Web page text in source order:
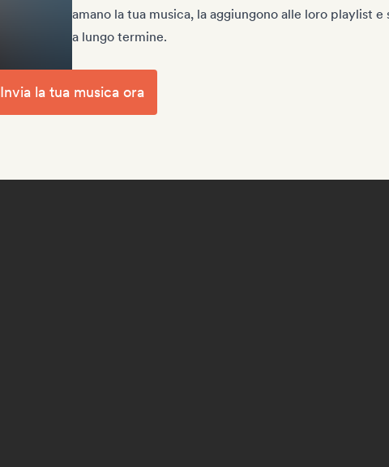
amano la tua musica, la aggiungono alle loro playlist
a lungo termine.
Invia la tua musica ora